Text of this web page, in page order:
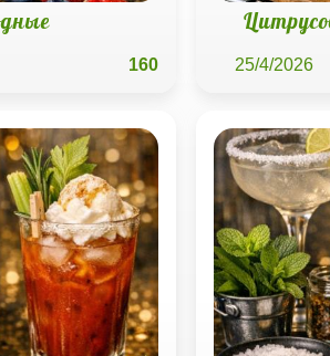
160 25/4/2026